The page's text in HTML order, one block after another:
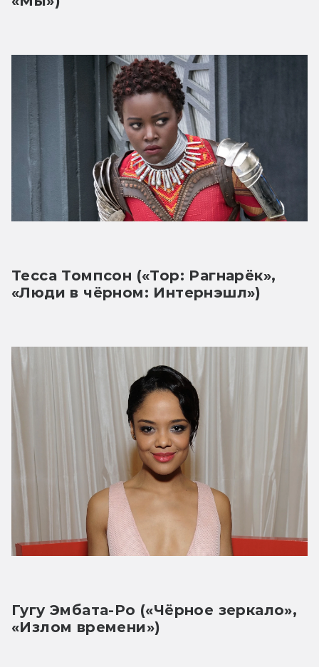
Тесса Томпсон («Тор: Рагнарёк»,
«Люди в чёрном: Интернэшл»)
Гугу Эмбата-Ро («Чёрное зеркало»,
«Излом времени»)